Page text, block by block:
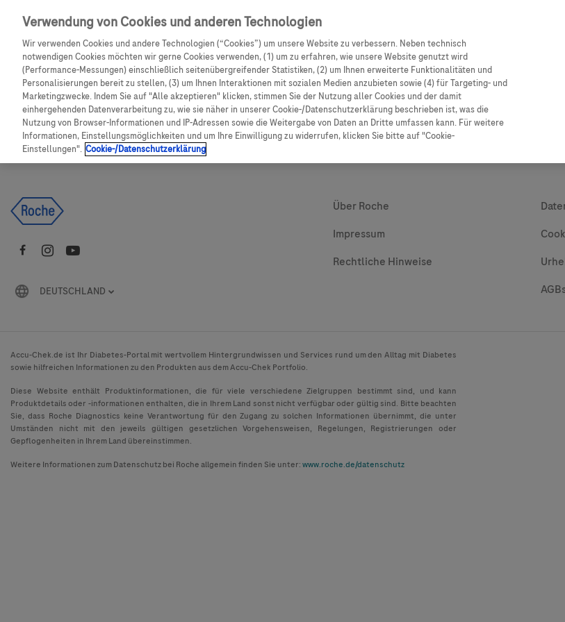
Skip to main content
CGM Testsensor bestellen CGM Sensor Produkte Ratgeber Diabetes
Produkte Artikel
Es tut uns leid, aber es gibt keine Ergebnisse für:
DEUTSCHLAND
Über Roche
Impressum
Rechtliche Hinweise
Accu-Chek.de ist Ihr Diabetes-Portal mit wertvollem Hintergrundwissen und Services rund um den Alltag mit Diabetes
sowie hilfreichen Informationen zu den Produkten aus dem Accu-Chek Portfolio.
Diese Website enthält Produktinformationen, die für viele verschiedene Zielgruppen bestimmt sind, und kann
Produktdetails oder -informationen enthalten, die in Ihrem Land sonst nicht verfügbar oder gültig sind. Bitte beachten
Sie, dass Roche Diagnostics keine Verantwortung für den Zugang zu solchen Informationen übernimmt, die unter
Umständen nicht mit den jeweils gültigen gesetzlichen Vorgehensweisen, Regelungen, Registrierungen oder
Gepflogenheiten in Ihrem Land übereinstimmen.
Weitere Informationen zum Datenschutz bei Roche allgemein finden Sie unter:www.roche.de/datenschutz
Verwendung von Cookies und anderen Technologien
Wir verwenden Cookies und andere Technologien (“Cookies”) um unsere Website zu verbessern. Neben technisch
notwendigen Cookies möchten wir gerne Cookies verwenden, (1) um zu erfahren, wie unsere Website genutzt wird
(Performance-Messungen) einschließlich seitenübergreifender Statistiken, (2) um Ihnen erweiterte Funktionalitäten und
Personalisierungen bereit zu stellen, (3) um Ihnen Interaktionen mit sozialen Medien anzubieten sowie (4) für Targeting- und
Marketingzwecke. Indem Sie auf "Alle akzeptieren" klicken, stimmen Sie der Nutzung aller Cookies und der damit
einhergehenden Datenverarbeitung zu, wie sie näher in unserer Cookie-/Datenschutzerklärung beschrieben ist, was die
Nutzung von Browser-Informationen und IP-Adressen sowie die Weitergabe von Daten an Dritte umfassen kann. Für weitere
Informationen, Einstellungsmöglichkeiten und um Ihre Einwilligung zu widerrufen, klicken Sie bitte auf "Cookie-
Einstellungen". Cookie-/Datenschutzerklärung